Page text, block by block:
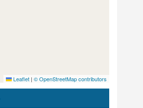
Leaflet | © OpenStreetMap contributors